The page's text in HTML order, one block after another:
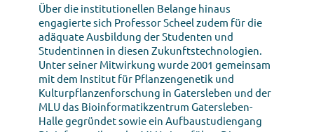
Über die institutionellen Belange hinaus
engagierte sich Professor Scheel zudem für die
adäquate Ausbildung der Studenten und
Studentinnen in diesen Zukunftstechnologien.
Unter seiner Mitwirkung wurde 2001 gemeinsam
mit dem Institut für Pflanzengenetik und
Kulturpflanzenforschung in Gatersleben und der
MLU das Bioinformatikzentrum Gatersleben-
Halle gegründet sowie ein Aufbaustudiengang